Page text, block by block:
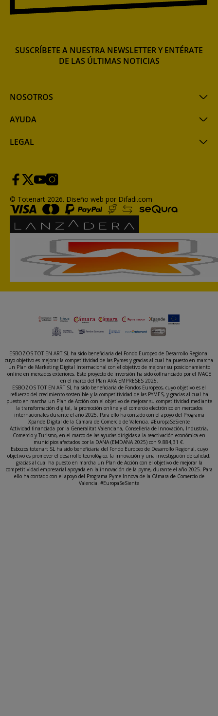
NOSOTROS
AYUDA
LEGAL
SUSCRÍBETE A NUESTRA NEWSLETTER Y ENTÉRATE
DE LAS ÚLTIMAS NOTICIAS
© Totenart 2026. Diseño web por Difadi.com
ESBOZOS TOT EN ART SL ha sido beneficiaria del Fondo Europeo de Desarrollo Regional
cuyo objetivo es mejorar la competitividad de las Pymes y gracias al cual ha puesto en marcha
un Plan de Marketing Digital Internacional con el objetivo de mejorar su posicionamiento
online en mercados exteriores. Este proyecto de inversión ha sido cofinanciado por el IVACE
en el marco del Plan ARA EMPRESES 2025.
ESBOZOS TOT EN ART SL ha sido beneficiaria de Fondos Europeos, cuyo objetivo es el
refuerzo del crecimiento sostenible y la competitividad de las PYMES, y gracias al cual ha
puesto en marcha un Plan de Acción con el objetivo de mejorar su competitividad mediante
la transformación digital, la promoción online y el comercio electrónico en mercados
internacionales durante el año 2025. Para ello ha contado con el apoyo del Programa
Xpande Digital de la Cámara de Comercio de Valencia. #EuropaSeSiente
Actividad financiada por la Generalitat Valenciana, Conselleria de Innovación, Industria,
Comercio y Turismo, en el marco de las ayudas dirigidas a la reactivación económica en
municipios afectados por la DANA (EMDANA 2025) con 9.884,31 €.
Esbozos totenart SL ha sido beneficiaria del Fondo Europeo de Desarrollo Regional, cuyo
objetivo es promover el desarrollo tecnológico, la innovación y una investigación de calidad,
gracias al cual ha puesto en marcha un Plan de Acción con el objetivo de mejorar la
competitividad empresarial apoyada en la innovación de la pyme, durante el año 2025. Para
ello ha contado con el apoyo del Programa Pyme Innova de la Cámara de Comercio de
Valencia. #EuropaSeSiente